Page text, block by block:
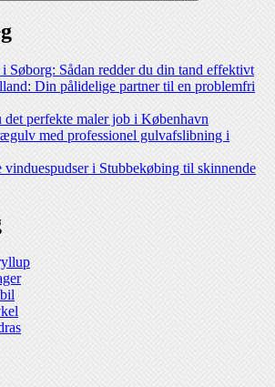
Søborg: Sådan redder du din tand effektivt
Din pålidelige partner til en problemfri
det perfekte maler job i København
med professionel gulvafslibning i
vinduespudser i Stubbekøbing til skinnende